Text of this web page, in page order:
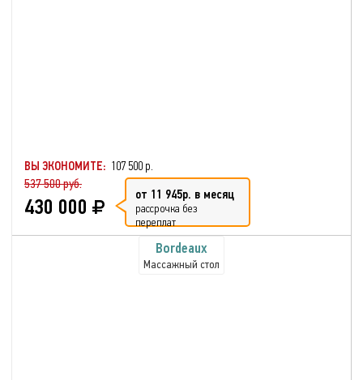
ВЫ ЭКОНОМИТЕ: 107 500 р.
537 500 руб.
430 000 от 11 945р. в месяц
рассрочка без
переплат
Bordeaux
Массажный стол